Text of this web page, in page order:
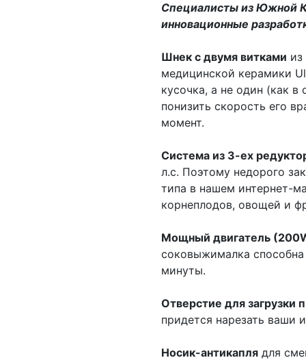
Специалисты из Южной
инновационные
Шнек с двумя витками
медицинской керамики
кусочка, а не один (как
понизить скорость его
момент.
Система из 3-ех
л.с. Поэтому недорого
типа в нашем интернет-
корнеплодов, овощей и
Мощный двигатель
соковыжималка
минуты.
Отверстие для загрузки
придется нарезать ваши
Носик-антикапля для